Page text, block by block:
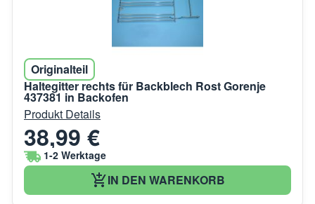
Originalteil
Haltegitter rechts für Backblech Rost Gorenje
437381 in Backofen
Produkt Details
38,99 €
1-2 Werktage
IN DEN WARENKORB